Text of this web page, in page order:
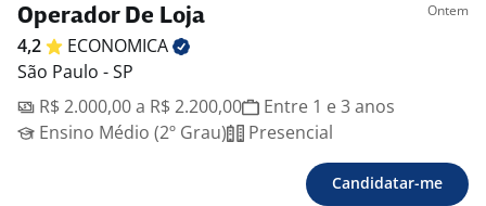
Operador De Loja Ontem
4,2
ECONOMICA
São Paulo - SP
R$ 2.000,00 a R$ 2.200,00
Entre 1 e 3 anos
Ensino Médio (2º Grau)
Presencial
Candidatar-me